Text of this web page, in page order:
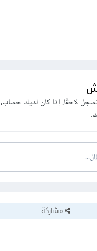
لاحقًا. إذا كان لديك حساب،
مشاركة